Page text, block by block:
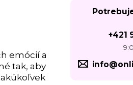
emócií a
tak, aby
+421